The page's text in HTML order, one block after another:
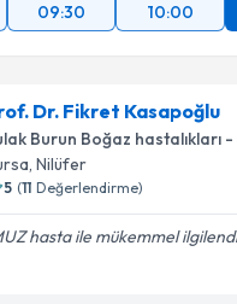
09:30 10:00
Dr. Fikret Kasapoğlu
Burun Boğaz hastalıkları -
, Nilüfer
5 (11 Değerlendirme)
hasta ile mükemmel